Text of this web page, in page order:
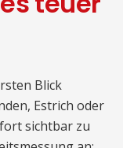
Blick
Estrich oder
sichtbar zu